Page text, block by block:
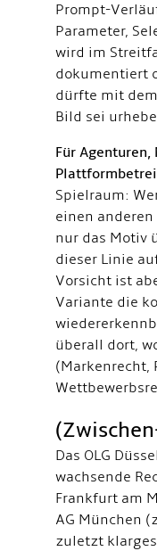
Prompt-
Parameter,
wird im
dokumentiert
dürfte mit
Bild sei
Für
Spielraum:
einen
nur das Motiv
dieser Linie
Vorsicht ist
Variante die
überall dort,
(Markenrecht,
Das OLG
wachsende
Frankfurt am
AG München
zuletzt